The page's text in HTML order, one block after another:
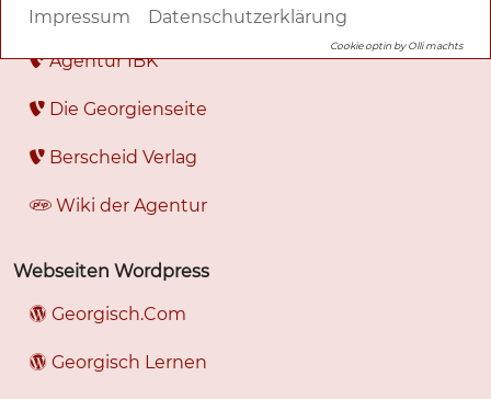
Webseiten TYPO3 und PHP
Agentur IBK
Die Georgienseite
Berscheid Verlag
Wiki der Agentur
Webseiten Wordpress
Georgisch.Com
Georgisch Lernen
Impressum Datenschutzerklärung
Cookie optin by Olli machts